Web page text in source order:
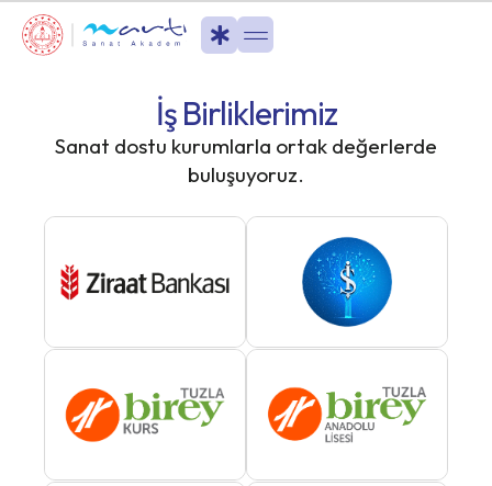
İş Birliklerimiz
Sanat dostu kurumlarla ortak değerlerde
buluşuyoruz.